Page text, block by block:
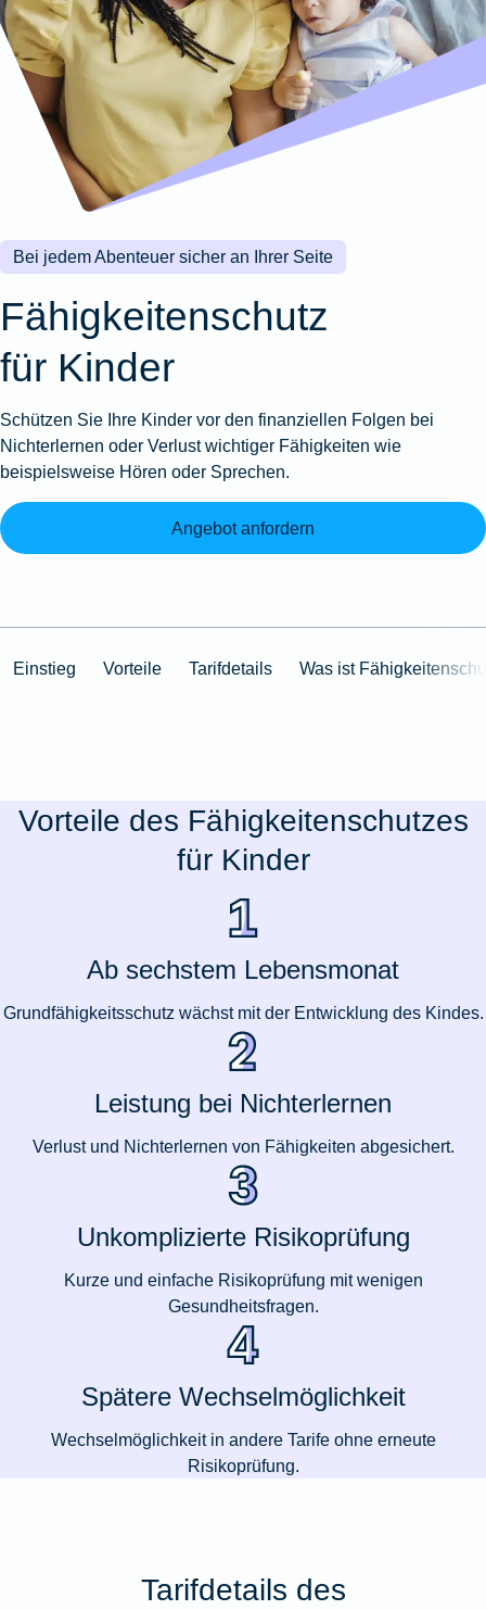
Wohnungsschutzbrief
Produktübersicht
Gewässerschadenhaftpflicht
Produktübersicht
Reisehaftpflichtversicherung
Reiserücktrittsversicherung
Zur
Produktübersicht
Zur
Produktübersicht
Zur
Produktübersicht
Zur
Produktübersicht
Montageversicherung
Produktübersicht
Gruppenunfall für
Gruppenunfall für
Vereine
Produktübersicht
Kunstversicherung
Ausstellungsversicherung
Valorenversicherung
Oldtimersammlungsversicherung
Zur
Bei jedem Abenteuer sicher an Ihrer Seite
Fähigkeitenschutz
für Kinder
Schützen Sie Ihre Kinder vor den finanziellen Folgen bei
Nichterlernen oder Verlust wichtiger Fähigkeiten wie
beispielsweise Hören oder Sprechen.
Angebot anfordern
Einstieg Vorteile Tarifdetails Was ist
Vorteile des Fähigkeitenschutzes
für Kinder
Ab sechstem Lebensmonat
Grundfähigkeitsschutz wächst mit der Entwicklung des Kindes.
Leistung bei Nichterlernen
Verlust und Nichterlernen von Fähigkeiten abgesichert.
Unkomplizierte Risikoprüfung
Kurze und einfache Risikoprüfung mit wenigen
Gesundheitsfragen.
Spätere Wechsel­möglichkeit
Wechselmöglichkeit in andere Tarife ohne erneute
Risikoprüfung.
Tarifdetails des